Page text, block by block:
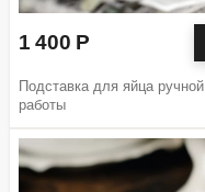
1 400 Р
Подставка для яйца ручной
работы